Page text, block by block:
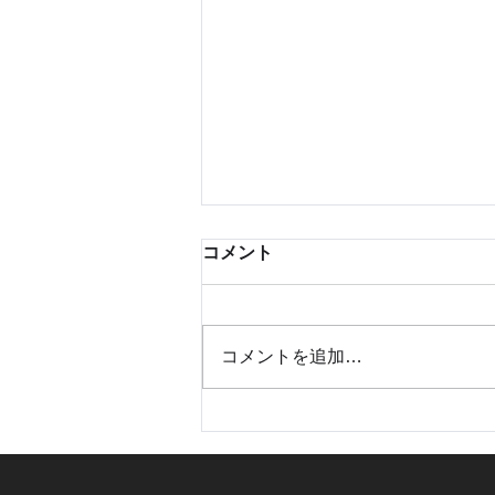
Uttaro 2025年度機能改定で
Parｔ4
予約枠設定の準備を進められてい
ることと存じます。 そこで今回
コメント
コメントを追加…